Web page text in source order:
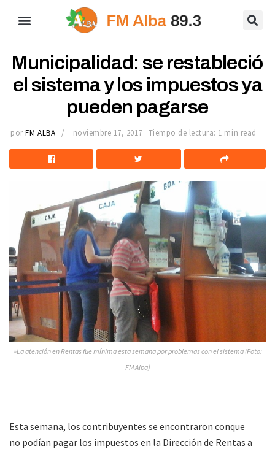
Municipalidad: se restableció
el sistema y los impuestos ya
pueden pagarse
por FM ALBA noviembre 17, 2017 Tiempo de lectura: 1 min read
»La atención en Rentas fue mínima esta semana por problemas con el sistema (Foto:
FM Alba)
Esta semana, los contribuyentes se encontraron conque
no podían pagar los impuestos en la Dirección de Rentas a